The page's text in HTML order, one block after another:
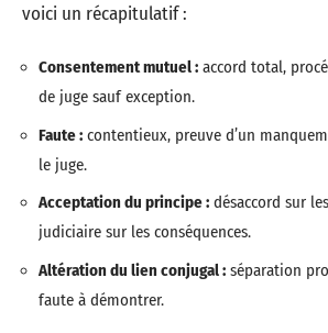
voici un récapitulatif :
Consentement mutuel : accord total,
de juge sauf exception.
Faute : contentieux, preuve d’un
le juge.
Acceptation du principe : désaccord sur
judiciaire sur les conséquences.
Altération du lien conjugal : séparation
faute à démontrer.